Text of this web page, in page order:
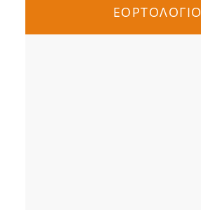
ΕΟΡΤΟΛΟΓΙΟ